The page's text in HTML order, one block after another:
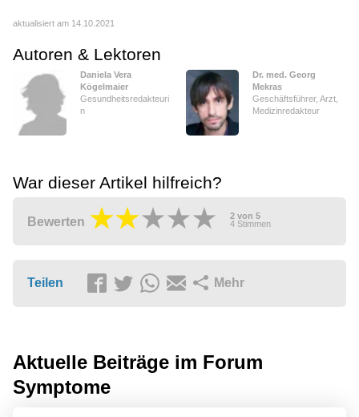
aktualisiert am 14.10.2021
Autoren & Lektoren
Daniela Vera
Kögelmaier
Gesundheitsredakteuri
n
Dr. med. Georg
Mekras
Geschäftsführer, Arzt,
Medizinredakteur
War dieser Artikel hilfreich?
Bewerten 2 von 5
4 Stimmen
Teilen Mehr
Aktuelle Beiträge im Forum
Symptome